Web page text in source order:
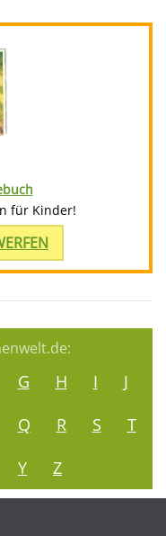
für Kinder!
G H I
J
Q R S
T
Y Z